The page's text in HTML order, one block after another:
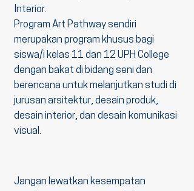
Interior.
Program Art Pathway sendiri
merupakan program khusus bagi
siswa/i kelas 11 dan 12 UPH College
dengan bakat di bidang seni dan
berencana untuk melanjutkan studi di
jurusan arsitektur, desain produk,
desain interior, dan desain komunikasi
visual.
Jangan lewatkan kesempatan